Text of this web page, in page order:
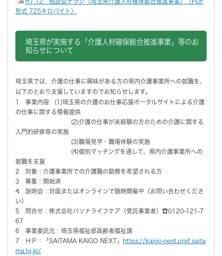
形式 725キロバイト）
埼玉県が実施する「介護人材確保総合推進事業」等のお
知らせについて
埼玉県では、介護の仕事に興味がある方の県内介護事業所への就職を、
以下のとおり支援していますのでお知らせします。
1 事業内容: (1)埼玉県の介護のお仕事応援ポータルサイトによる介護
の仕事に関する情報提供
(2)介護の仕事が未経験の方のための介護に関する
入門的研修等の実施
(3)職場見学・職場体験の実施
(4)個別マッチングを通して、県内介護事業所への
就職を支援
2 対象：介護事業所での介護職の勤務を希望される方
3 募集：開始済
4 説明会：対面またはオンラインで随時開催中（お問い合わせくださ
い）
5 問合せ：株式会社パソナライフケア（受託事業者）☎0120-121-7
67
6 事業委託元：埼玉県福祉部高齢者福祉課
7 ＨＰ：「SAITAMA KAIGO NEXT」 https://kaigo-next.pref.saita
ma.lg.jp/